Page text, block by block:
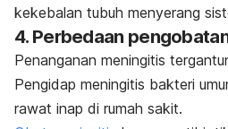
kekebalan tubuh menyerang
4. Perbedaan
Penanganan meningitis
Pengidap meningitis bakteri
rawat inap di rumah sakit.